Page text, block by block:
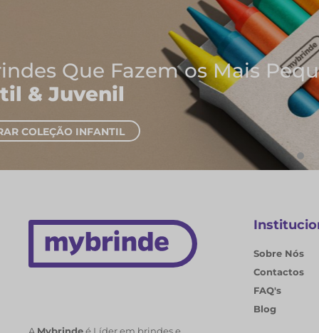
Onde Nascem As Melhores
Cadernos e Blocos de
EXPLORAR CADERNOS
Sobre Nós
Contactos
FAQ's
Blog